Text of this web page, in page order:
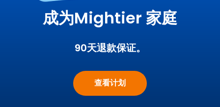
成为Mightier 家庭
90天退款保证。
查看计划